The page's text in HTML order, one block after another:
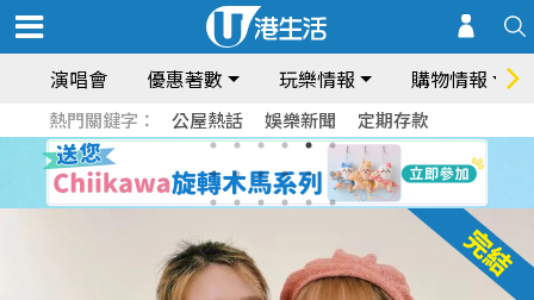
演唱會 優惠著數 玩樂情報 購物情報
熱門關鍵字： 公屋熱話 娛樂新聞 定期存款